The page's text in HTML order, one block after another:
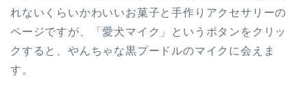
れないくらいかわいいお菓子と手作りアクセサリーの
ページですが、「愛犬マイク」というボタンをクリッ
クすると、やんちゃな黒プードルのマイクに会えま
す。